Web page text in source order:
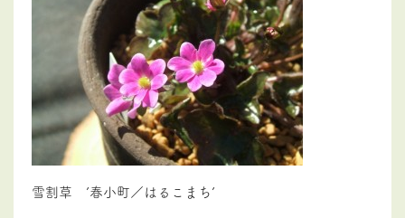
雪割草 ’春小町／はるこまち’